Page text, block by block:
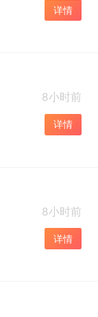
详情
8小时前
详情
8小时前
详情